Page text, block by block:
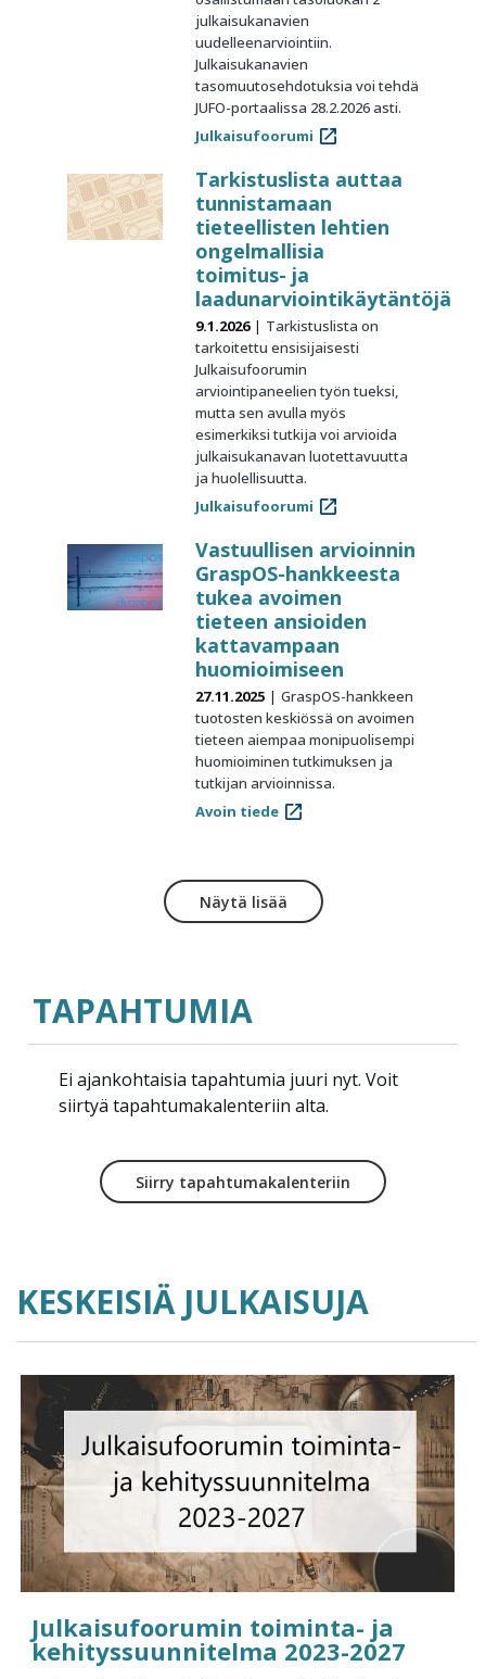
julkaisukanavien
uudelleenarviointiin.
Julkaisukanavien
tasomuutosehdotuksia voi tehdä
JUFO-portaalissa 28.2.2026 asti.
Julkaisufoorumi
Tarkistuslista auttaa
tunnistamaan
tieteellisten lehtien
ongelmallisia
toimitus- ja
laadunarviointikäytäntöjä
9.1.2026
Tarkistuslista on
tarkoitettu ensisijaisesti
Julkaisufoorumin
arviointipaneelien työn tueksi,
mutta sen avulla myös
esimerkiksi tutkija voi arvioida
julkaisukanavan luotettavuutta
ja huolellisuutta.
Julkaisufoorumi
Vastuullisen arvioinnin
GraspOS-hankkeesta
tukea avoimen
tieteen ansioiden
kattavampaan
huomioimiseen
27.11.2025
GraspOS-hankkeen
tuotosten keskiössä on avoimen
tieteen aiempaa monipuolisempi
huomioiminen tutkimuksen ja
tutkijan arvioinnissa.
Avoin tiede
Näytä lisää
TAPAHTUMIA
Ei ajankohtaisia tapahtumia juuri nyt. Voit
siirtyä tapahtumakalenteriin alta.
Siirry tapahtumakalenteriin
KESKEISIÄ JULKAISUJA
Julkaisufoorumin toiminta- ja
kehityssuunnitelma 2023-2027